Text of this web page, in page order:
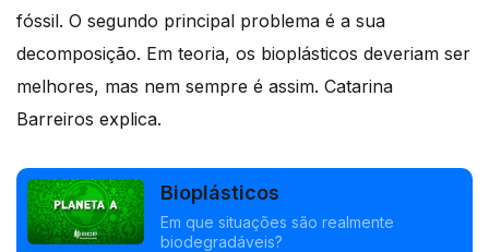
fóssil. O segundo principal problema é a sua
decomposição. Em teoria, os bioplásticos deveriam ser
melhores, mas nem sempre é assim. Catarina
Barreiros explica.
Bioplásticos
Em que situações são realmente
biodegradáveis?